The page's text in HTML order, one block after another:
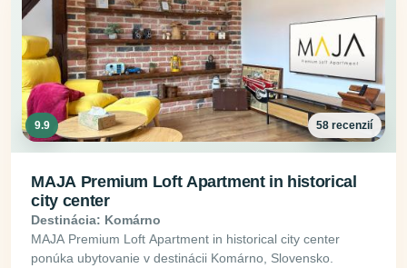
9.9 58 recenzií
MAJA Premium Loft Apartment in historical
city center
Destinácia: Komárno
MAJA Premium Loft Apartment in historical city center
ponúka ubytovanie v destinácii Komárno, Slovensko.